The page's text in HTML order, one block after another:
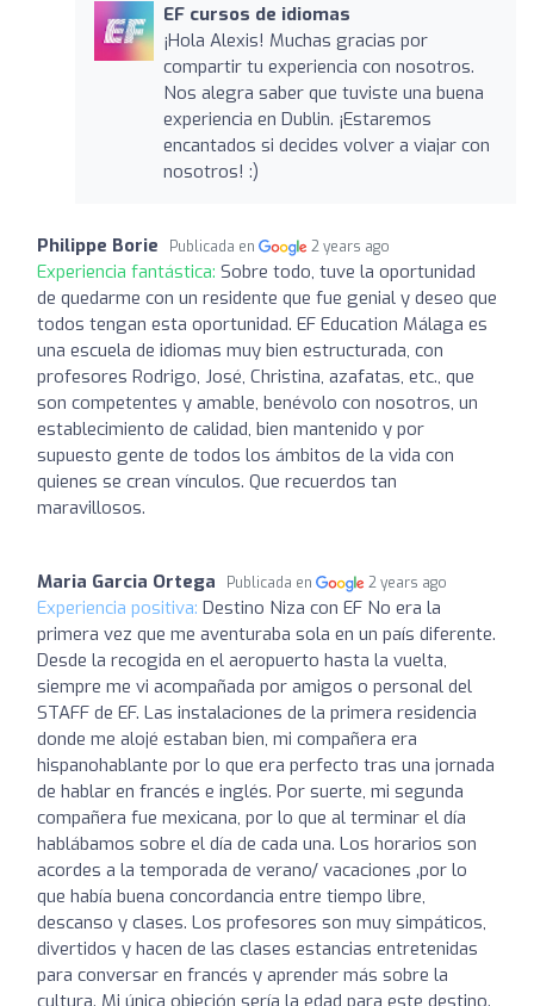
EF cursos de idiomas
¡Hola Alexis! Muchas gracias por
compartir tu experiencia con nosotros.
Nos alegra saber que tuviste una buena
experiencia en Dublin. ¡Estaremos
encantados si decides volver a viajar con
nosotros! :)
Philippe Borie Publicada en 2 years ago
Experiencia fantástica: Sobre todo, tuve la oportunidad
de quedarme con un residente que fue genial y deseo que
todos tengan esta oportunidad. EF Education Málaga es
una escuela de idiomas muy bien estructurada, con
profesores Rodrigo, José, Christina, azafatas, etc., que
son competentes y amable, benévolo con nosotros, un
establecimiento de calidad, bien mantenido y por
supuesto gente de todos los ámbitos de la vida con
quienes se crean vínculos. Que recuerdos tan
maravillosos.
Maria Garcia Ortega Publicada en 2 years ago
Experiencia positiva: Destino Niza con EF No era la
primera vez que me aventuraba sola en un país diferente.
Desde la recogida en el aeropuerto hasta la vuelta,
siempre me vi acompañada por amigos o personal del
STAFF de EF. Las instalaciones de la primera residencia
donde me alojé estaban bien, mi compañera era
hispanohablante por lo que era perfecto tras una jornada
de hablar en francés e inglés. Por suerte, mi segunda
compañera fue mexicana, por lo que al terminar el día
hablábamos sobre el día de cada una. Los horarios son
acordes a la temporada de verano/ vacaciones ‚por lo
que había buena concordancia entre tiempo libre,
descanso y clases. Los profesores son muy simpáticos,
divertidos y hacen de las clases estancias entretenidas
para conversar en francés y aprender más sobre la
cultura. Mi única objeción sería la edad para este destino.